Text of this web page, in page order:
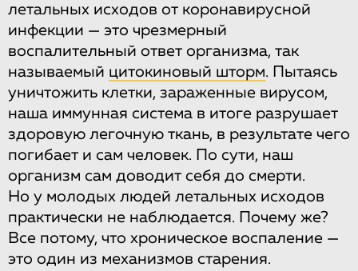
летальных исходов от коронавирусной
инфекции — это чрезмерный
воспалительный ответ организма, так
называемый цитокиновый шторм. Пытаясь
уничтожить клетки, зараженные вирусом,
наша иммунная система в итоге разрушает
здоровую легочную ткань, в результате чего
погибает и сам человек. По сути, наш
организм сам доводит себя до смерти.
Но у молодых людей летальных исходов
практически не наблюдается. Почему же?
Все потому, что хроническое воспаление —
это один из механизмов старения.